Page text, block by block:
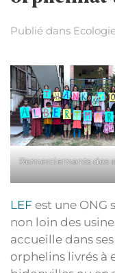
Publié dans
Remerciements des
LEF est une ONG
non loin des
accueille dans
orphelins livrés à